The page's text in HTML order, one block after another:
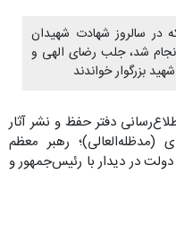
در سالروز شهادت شهیدان
شد، جلب رضای الهی و
بزرگوار خواندند
دفتر حفظ و نشر آثار
(مد‌ظله‌العالی)؛ رهبر معظم
هفته دولت در دیدار با رئیس‌جمهور و